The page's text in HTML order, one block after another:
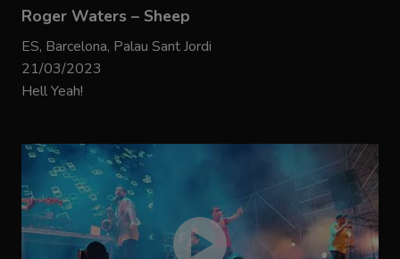
Roger Waters – Sheep
ES, Barcelona, Palau Sant Jordi
21/03/2023
Hell Yeah!